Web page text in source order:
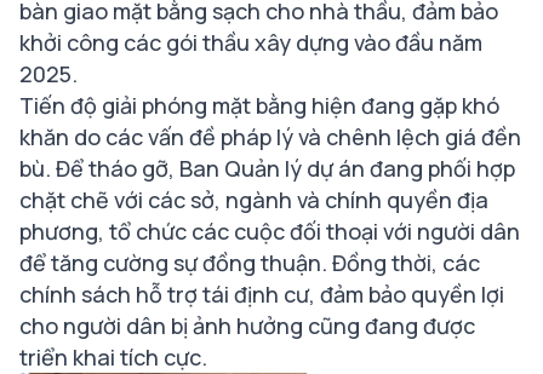
bàn giao mặt bằng sạch cho nhà thầu, đảm bảo
khởi công các gói thầu xây dựng vào đầu năm
2025.
Tiến độ giải phóng mặt bằng hiện đang gặp khó
khăn do các vấn đề pháp lý và chênh lệch giá đền
bù. Để tháo gỡ, Ban Quản lý dự án đang phối hợp
chặt chẽ với các sở, ngành và chính quyền địa
phương, tổ chức các cuộc đối thoại với người dân
để tăng cường sự đồng thuận. Đồng thời, các
chính sách hỗ trợ tái định cư, đảm bảo quyền lợi
cho người dân bị ảnh hưởng cũng đang được
triển khai tích cực.